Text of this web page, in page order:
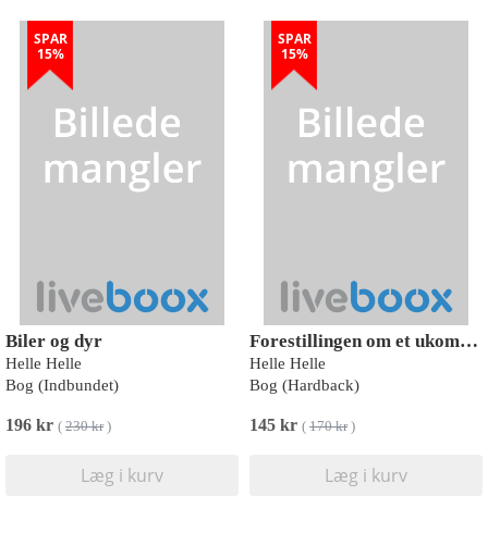
SPAR
15%
Biler og dyr
Helle Helle
Bog (Indbundet)
196 kr ( 230 kr)
Læg i kurv
SPAR
15%
Forestillingen om et ukompliceret liv med en mand
Helle Helle
Bog (Hardback)
145 kr ( 170 kr)
Læg i kurv